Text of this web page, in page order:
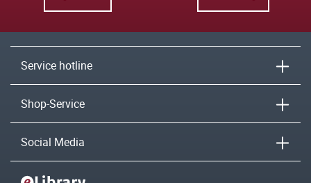
Service hotline
Shop-Service
Social Media